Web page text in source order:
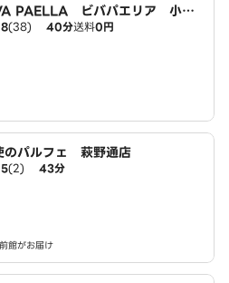
PAELLA ビバパエリア 小田
(38) 40分送料0円
のパルフェ 萩野通店
(2) 43分
館がお届け